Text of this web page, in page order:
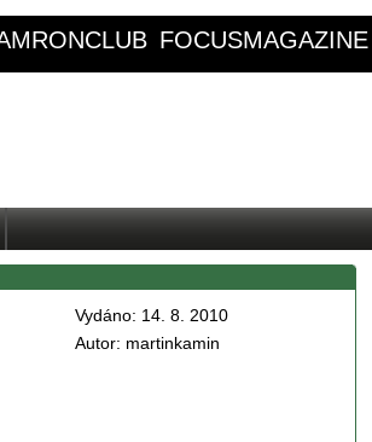
FOCUSMAGAZINE
Vydáno: 14. 8. 2010
Autor: martinkamin